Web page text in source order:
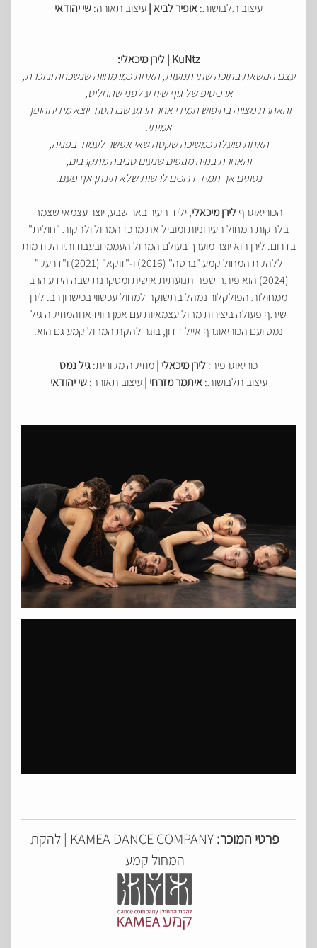
עיצוב תלבושות:אופיר לביא |עיצוב תאורה:שי יהודאי
KuNtz | לירן מיכאלי:
עצם הנושאת בתוכה שתי תנועות, האחת כמו מחווה שנשכחה ונזכרת,
ארכיטיפ של גוף שיודע לפני שהחליט,
והאחרת מצויה בחיפוש תמידי אחר הרגע שבו הסוד יוצא מידיו והופך
אמיתי.
האחת פועלת כמשיכה שקטה שאי אפשר לעמוד בפניה,
והאחרת בנויה מגופים שנעים סביבה מתקרבים,
נסוגים אך תמיד דרוכים לרשות שלא תינתן אף פעם.
הכוריאוגרףלירן מיכאלי, יליד העיר באר שבע, יוצר עצמאי שצמח
בלהקות המחול העירוניות ומוביל את מרכז המחול ולהקות "חולית"
בדרום. לירן הוא יוצר מוערך בעולם המחול העממי ובעבודותיו הקודמות
ללהקת המחול קמע "ברטה" (2016) ו-"זוקא" (2021) ו"דרעק"
(2024) הוא פיתח שפה תנועתית אישית ומסקרנת שבה הידע הרב
ממחולות הפולקלור נמהל בתשוקה למחול עכשווי בכישרון רב. לירן
שיתף פעולה ביצירות מחול עצמאיות עם אמן הווידאו והמוזיקה גיל
נמט ועם הכוריאוגרף אייל דדון, בוגר להקת המחול קמע גם הוא.
כוריאוגרפיה:לירן מיכאלי |מוזיקה מקורית:גיל נמט
עיצוב תלבושות:איתמר מזרחי |עיצוב תאורה:שי יהודאי
פרטי המוכר:
KAMEA DANCE COMPANY | להקת
המחול קמע